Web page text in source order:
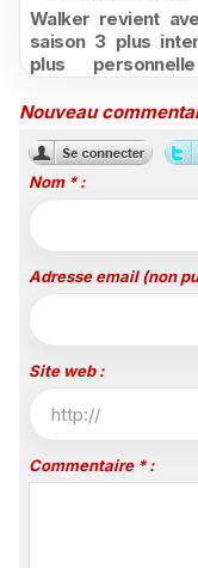
Walker revient
saison 3 plus
plus
Nouveau
Nom * :
Adresse email (non
Site web :
Commentaire * :